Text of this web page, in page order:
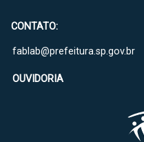
CONTATO:
fablab@prefeitura.sp.gov.br
OUVIDORIA